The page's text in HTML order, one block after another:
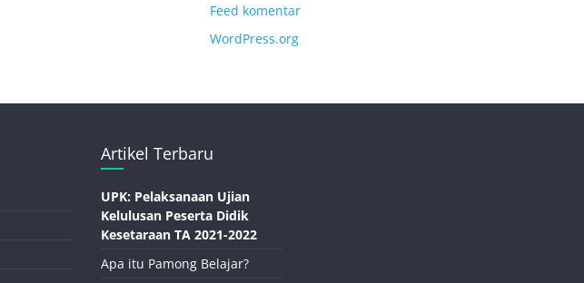
Feed komentar
WordPress.org
Artikel Terbaru
UPK: Pelaksanaan Ujian
Kelulusan Peserta Didik
Kesetaraan TA 2021-2022
Apa itu Pamong Belajar?